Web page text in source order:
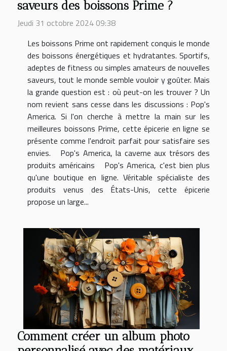
saveurs des boissons Prime ?
Jeudi 31 octobre 2024 09:38
Les boissons Prime ont rapidement conquis le monde
des boissons énergétiques et hydratantes. Sportifs,
adeptes de fitness ou simples amateurs de nouvelles
saveurs, tout le monde semble vouloir y goûter. Mais
la grande question est : où peut-on les trouver ? Un
nom revient sans cesse dans les discussions : Pop's
America. Si l'on cherche à mettre la main sur les
meilleures boissons Prime, cette épicerie en ligne se
présente comme l'endroit parfait pour satisfaire ses
envies. Pop's America, la caverne aux trésors des
produits américains Pop's America, c'est bien plus
qu'une boutique en ligne. Véritable spécialiste des
produits venus des États-Unis, cette épicerie
propose un large...
Comment créer un album photo